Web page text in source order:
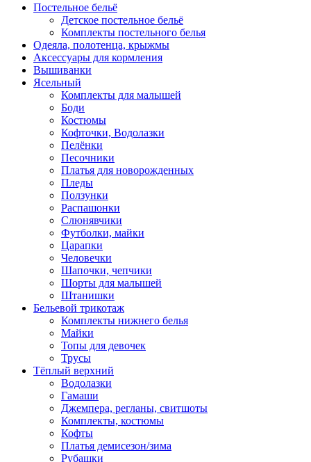
Постельное бельё
Детское постельное бельё
Комплекты постельного белья
Одеяла, полотенца, крыжмы
Аксессуары для кормления
Вышиванки
Ясельный
Комплекты для малышей
Боди
Костюмы
Кофточки, Водолазки
Пелёнки
Песочники
Платья для новорожденных
Пледы
Ползунки
Распашонки
Слюнявчики
Футболки, майки
Царапки
Человечки
Шапочки, чепчики
Шорты для малышей
Штанишки
Бельевой трикотаж
Комплекты нижнего белья
Майки
Топы для девочек
Трусы
Тёплый верхний
Водолазки
Гамаши
Джемпера, регланы, свитшоты
Комплекты, костюмы
Кофты
Платья демисезон/зима
Рубашки